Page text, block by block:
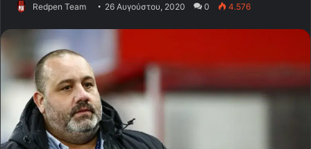
Redpen Team 26 Αυγούστου, 2020 0 4.576